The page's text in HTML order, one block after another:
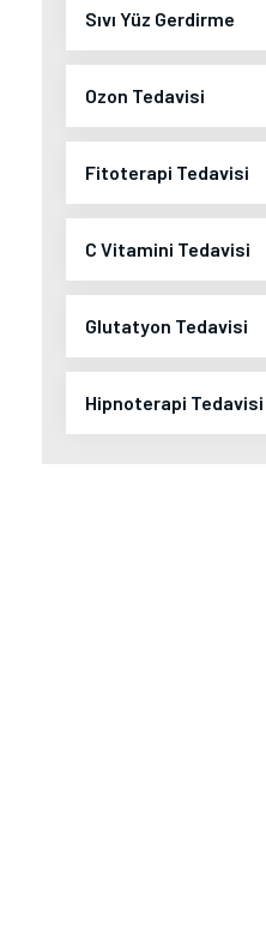
Sıvı Yüz Gerdirme
Ozon Tedavisi
Fitoterapi Tedavisi
C Vitamini Tedavisi
Glutatyon Tedavisi
Hipnoterapi Tedavisi